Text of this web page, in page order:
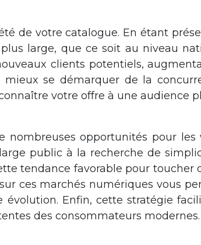
de votre catalogue. En étant
large, que ce soit au niveau
clients potentiels,
se démarquer de la
votre offre à une audience
opportunités pour les
public à la recherche de
tendance favorable pour
ces marchés numériques vous
Enfin, cette stratégie
des consommateurs modernes.